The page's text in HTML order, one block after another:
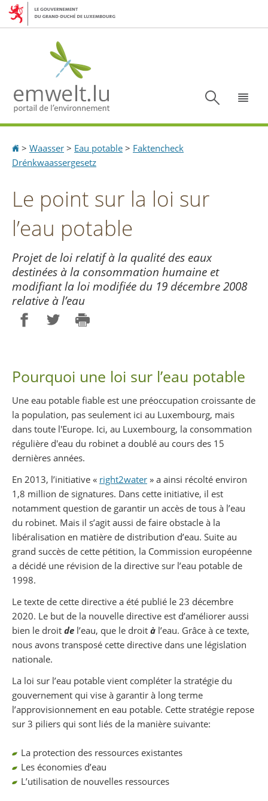
Aller
Aller
Accueil
> Waasser > Eau potable > Faktencheck
Drénkwaassergesetz
Le point sur la loi sur
l’eau potable
Projet de loi relatif à la qualité des eaux
destinées à la consommation humaine et
modifiant la loi modifiée du 19 décembre 2008
relative à l’eau
Pourquoi une loi sur l’eau potable
Une eau potable fiable est une préoccupation croissante de
la population, pas seulement ici au Luxembourg, mais
dans toute l'Europe. Ici, au Luxembourg, la consommation
régulière d'eau du robinet a doublé au cours des 15
dernières années.
En 2013, l’initiative « right2water » a ainsi récolté environ
1,8 million de signatures. Dans cette initiative, il est
notamment question de garantir un accès de tous à l’eau
du robinet. Mais il s’agit aussi de faire obstacle à la
libéralisation en matière de distribution d’eau. Suite au
grand succès de cette pétition, la Commission européenne
a décidé une révision de la directive sur l’eau potable de
1998.
Le texte de cette directive a été publié le 23 décembre
2020. Le but de la nouvelle directive est d’améliorer aussi
bien le droit de l’eau, que le droit à l’eau. Grâce à ce texte,
nous avons transposé cette directive dans une législation
nationale.
La loi sur l’eau potable vient compléter la stratégie du
gouvernement qui vise à garantir à long terme
l’approvisionnement en eau potable. Cette stratégie repose
sur 3 piliers qui sont liés de la manière suivante:
La protection des ressources existantes
Les économies d’eau
L’utilisation de nouvelles ressources